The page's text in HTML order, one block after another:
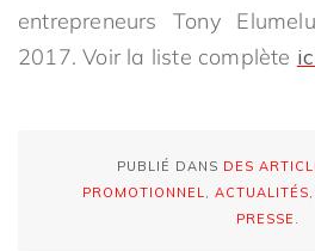
entrepreneurs Tony
2017. Voir la liste complète
PUBLIÉ DANS DES
PROMOTIONNEL, ACTUALITÉS,
PRESSE .